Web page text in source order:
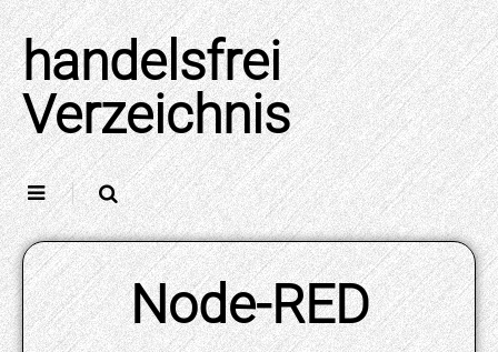
Skip
to
content
handelsfrei
Verzeichnis
Node-RED